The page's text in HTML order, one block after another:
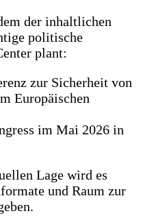
der inhaltlichen
politische
plant:
zur Sicherheit von
Europäischen
im Mai 2026 in
Lage wird es
und Raum zur